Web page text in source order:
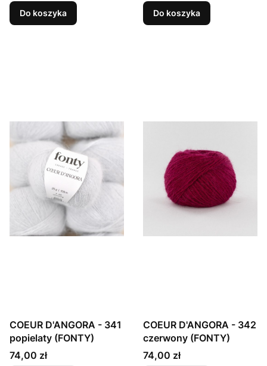
Do koszyka Do koszyka
COEUR D'ANGORA - 341
popielaty (FONTY)
Cena
74,00 zł
COEUR D'ANGORA - 342
czerwony (FONTY)
Cena
74,00 zł